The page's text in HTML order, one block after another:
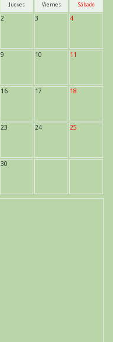
Jueves Viernes Sábado
2 3 4
9 10 11
16 17 18
23 24 25
30